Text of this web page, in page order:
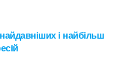
і найбільш